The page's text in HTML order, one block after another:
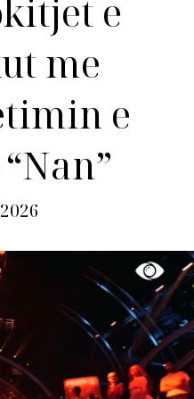
e
me
e